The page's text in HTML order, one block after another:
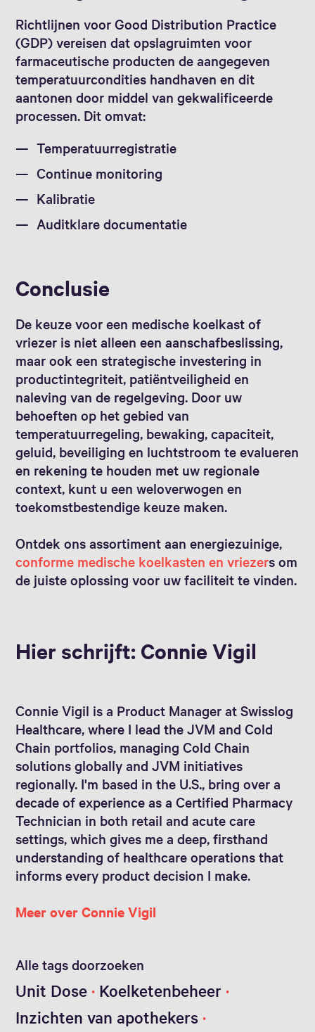
Richtlijnen voor Good Distribution Practice
(GDP) vereisen dat opslagruimten voor
farmaceutische producten de aangegeven
temperatuurcondities handhaven en dit
aantonen door middel van gekwalificeerde
processen. Dit omvat:
Temperatuurregistratie
Continue monitoring
Kalibratie
Auditklare documentatie
Conclusie
De keuze voor een medische koelkast of
vriezer is niet alleen een aanschafbeslissing,
maar ook een strategische investering in
productintegriteit, patiëntveiligheid en
naleving van de regelgeving. Door uw
behoeften op het gebied van
temperatuurregeling, bewaking, capaciteit,
geluid, beveiliging en luchtstroom te evalueren
en rekening te houden met uw regionale
context, kunt u een weloverwogen en
toekomstbestendige keuze maken.
Ontdek ons assortiment aan energiezuinige,
conforme medische koelkasten en vriezers om
de juiste oplossing voor uw faciliteit te vinden.
Hier schrijft: Connie Vigil
Connie Vigil is a Product Manager at Swisslog
Healthcare, where I lead the JVM and Cold
Chain portfolios, managing Cold Chain
solutions globally and JVM initiatives
regionally. I'm based in the U.S., bring over a
decade of experience as a Certified Pharmacy
Technician in both retail and acute care
settings, which gives me a deep, firsthand
understanding of healthcare operations that
informs every product decision I make.
Meer over Connie Vigil
Alle tags doorzoeken
Unit Dose Koelketenbeheer
Inzichten van apothekers